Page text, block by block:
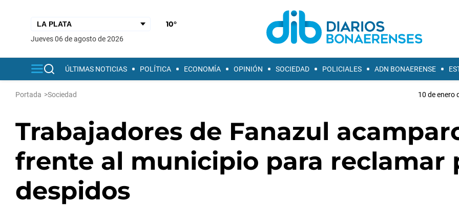
10°
jueves 06 de agosto de 2026
ÚLTIMAS NOTICIAS POLÍTICA ECONOMÍA OPINIÓN SOCIEDAD POLICIALES ADN BONAERENSE
Portada >Sociedad 10 de enero
Trabajadores de Fanazul
frente al municipio para reclamar
despidos